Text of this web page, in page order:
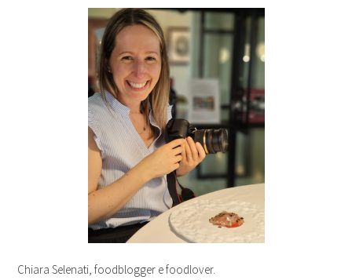
Chiara Selenati, foodblogger e foodlover.